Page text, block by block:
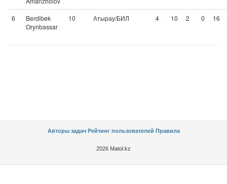
6
Berdibek
Orynbassar
10 Атырау/БИЛ 4 10 2 0 16
Авторы задач Рейтинг пользователей Правила
2026 Matol.kz